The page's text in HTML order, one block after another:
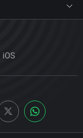
iOS